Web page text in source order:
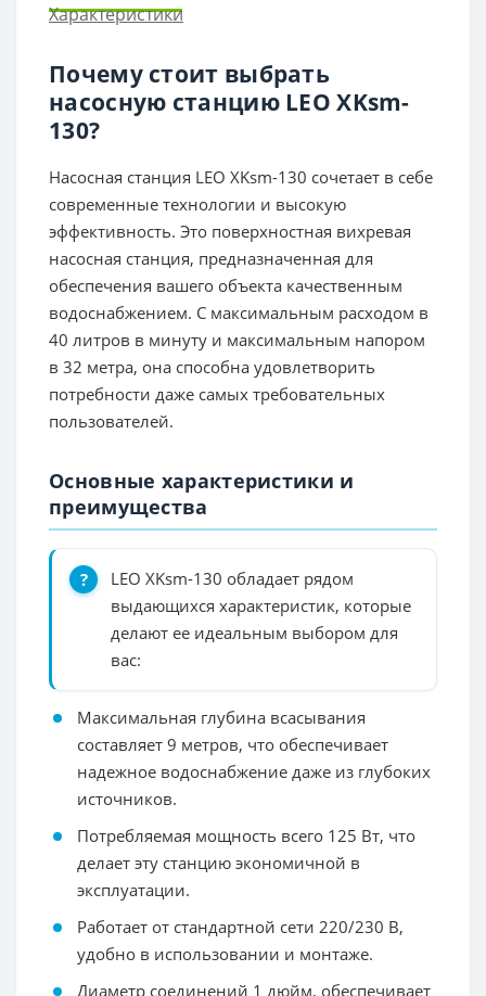
Характеристики
Почему стоит выбрать
насосную станцию LEO XKsm-
130?
Насосная станция LEO XKsm-130 сочетает в себе
современные технологии и высокую
эффективность. Это поверхностная вихревая
насосная станция, предназначенная для
обеспечения вашего объекта качественным
водоснабжением. С максимальным расходом в
40 литров в минуту и максимальным напором
в 32 метра, она способна удовлетворить
потребности даже самых требовательных
пользователей.
Основные характеристики и
преимущества
LEO XKsm-130 обладает рядом
выдающихся характеристик, которые
делают ее идеальным выбором для
вас:
Максимальная глубина всасывания
составляет 9 метров, что обеспечивает
надежное водоснабжение даже из глубоких
источников.
Потребляемая мощность всего 125 Вт, что
делает эту станцию экономичной в
эксплуатации.
Работает от стандартной сети 220/230 В,
удобно в использовании и монтаже.
Диаметр соединений 1 дюйм, обеспечивает